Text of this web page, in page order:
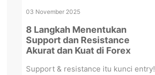
03 November 2025
8 Langkah Menentukan
Support dan Resistance
Akurat dan Kuat di Forex
Support & resistance itu kunci entry!